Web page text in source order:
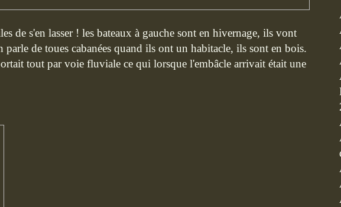
de s'en lasser ! les bateaux à gauche sont en hivernage, ils vont
de toues cabanées quand ils ont un habitacle, ils sont en bois.
tout par voie fluviale ce qui lorsque l'embâcle arrivait était une